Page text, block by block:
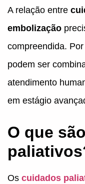
A relação entre
embolização
compreendida.
podem ser
atendimento
em estágio
O que
Os cuidados